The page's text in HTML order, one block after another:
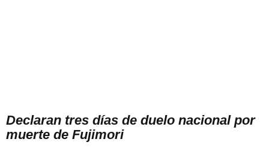
Declaran tres días de duelo nacional por
muerte de Fujimori